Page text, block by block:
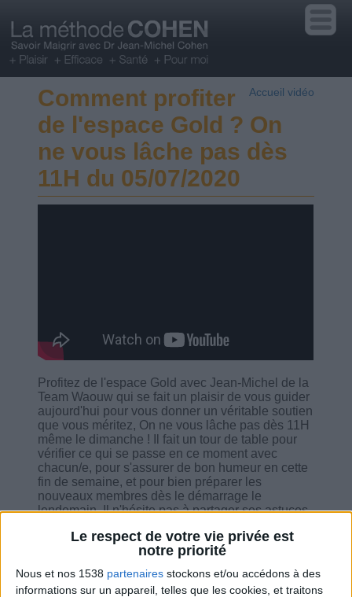
Le respect de votre vie privée est
notre priorité
Nous et nos 1538 partenaires stockons et/ou accédons à des
informations sur un appareil, telles que les cookies, et traitons
Accueil vidéo
Comment profiter
de l'espace Gold ? On
ne vous lâche pas dès
11H du 05/07/2020
Profitez de l'espace Gold avec Jean-Michel de la
Team Waouw qui se fait un plaisir de vous guider
aujourd'hui pour vous donner un véritable soutien
que vous méritez, On ne vous lâche pas dès 11H
même le dimanche ! Il fait un tour de table pour
vérifier ce qui se passe en ce moment avec
chacun/e, pour s'assurer de bon humeur en cette
fin de semaine, et pour bien préparer les
nouveaux membres dès le démarrage le
lendemain. Il n'hésite pas à partager ses astuces
pratiques qui correspondent, ses conseils et des
bon mots pour vous booster. Il vous partage aussi
les autres rubriques très pratique - la masterclass,
le rendez-vous avec le docteur, etc.